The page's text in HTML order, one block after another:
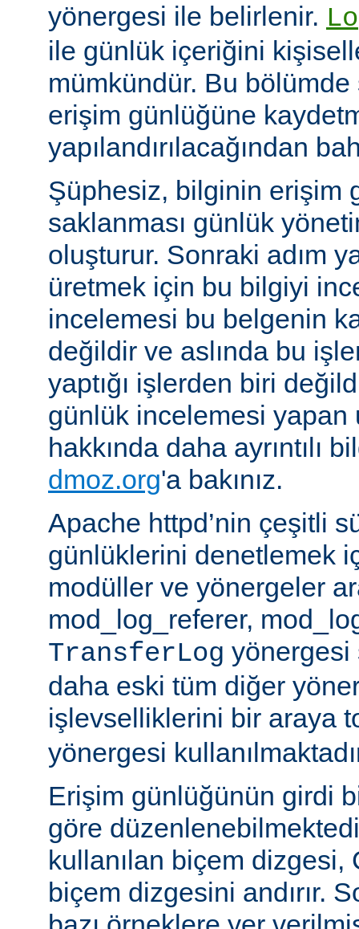
yönergesi ile belirlenir.
ile günlük içeriğini
mümkündür. Bu
erişim günlüğüne
yapılandırılacağından
Şüphesiz, bilginin erişim
saklanması günlük
oluşturur. Sonraki adım
üretmek için bu bilgiyi
incelemesi bu belgenin
değildir ve aslında bu
yaptığı işlerden biri
günlük incelemesi yapan
hakkında daha ayrıntılı
dmoz.org'a bakınız.
Apache httpd’nin çeşitli
günlüklerini denetlemek
modüller ve yönergeler
mod_log_referer,
TransferLog yönergesi
daha eski tüm diğer
işlevselliklerini bir araya
yönergesi
Erişim günlüğünün girdi
göre
kullanılan biçem dizgesi,
biçem dizgesini andırır.